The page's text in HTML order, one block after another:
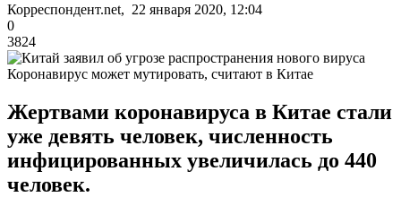
Корреспондент.net, 22 января 2020, 12:04
0
3824
Коронавирус может мутировать, считают в Китае
Жертвами коронавируса в Китае стали
уже девять человек, численность
инфицированных увеличилась до 440
человек.